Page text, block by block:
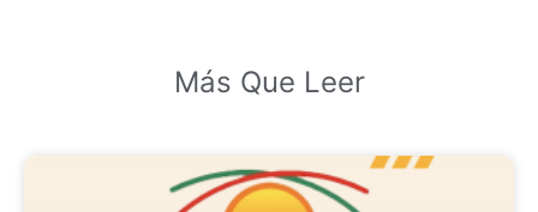
Más Que Leer